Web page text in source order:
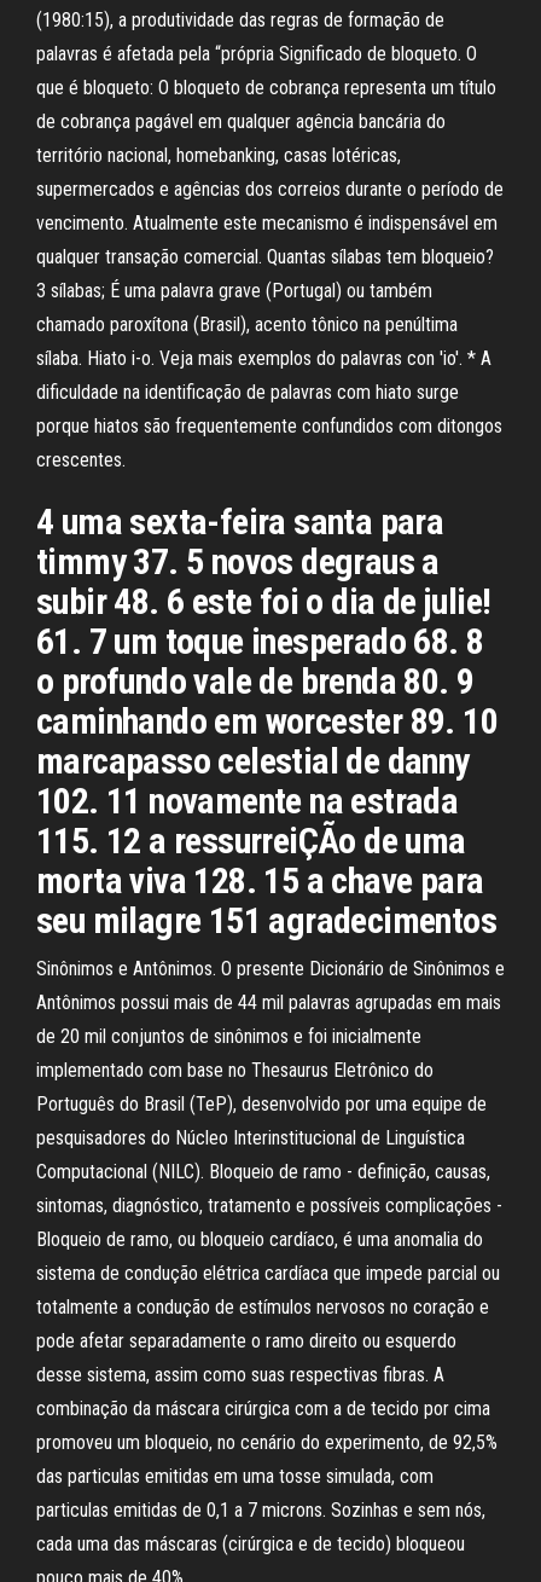
(1980:15), a produtividade das regras de formação de
palavras é afetada pela “própria Significado de bloqueto. O
que é bloqueto: O bloqueto de cobrança representa um título
de cobrança pagável em qualquer agência bancária do
território nacional, homebanking, casas lotéricas,
supermercados e agências dos correios durante o período de
vencimento. Atualmente este mecanismo é indispensável em
qualquer transação comercial. Quantas sílabas tem bloqueio?
3 sílabas; É uma palavra grave (Portugal) ou também
chamado paroxítona (Brasil), acento tônico na penúltima
sílaba. Hiato i-o. Veja mais exemplos do palavras con 'io'. * A
dificuldade na identificação de palavras com hiato surge
porque hiatos são frequentemente confundidos com ditongos
crescentes.
4 uma sexta-feira santa para
timmy 37. 5 novos degraus a
subir 48. 6 este foi o dia de julie!
61. 7 um toque inesperado 68. 8
o profundo vale de brenda 80. 9
caminhando em worcester 89. 10
marcapasso celestial de danny
102. 11 novamente na estrada
115. 12 a ressurreiÇÃo de uma
morta viva 128. 15 a chave para
seu milagre 151 agradecimentos
Sinônimos e Antônimos. O presente Dicionário de Sinônimos e
Antônimos possui mais de 44 mil palavras agrupadas em mais
de 20 mil conjuntos de sinônimos e foi inicialmente
implementado com base no Thesaurus Eletrônico do
Português do Brasil (TeP), desenvolvido por uma equipe de
pesquisadores do Núcleo Interinstitucional de Linguística
Computacional (NILC). Bloqueio de ramo - definição, causas,
sintomas, diagnóstico, tratamento e possíveis complicações -
Bloqueio de ramo, ou bloqueio cardíaco, é uma anomalia do
sistema de condução elétrica cardíaca que impede parcial ou
totalmente a condução de estímulos nervosos no coração e
pode afetar separadamente o ramo direito ou esquerdo
desse sistema, assim como suas respectivas fibras. A
combinação da máscara cirúrgica com a de tecido por cima
promoveu um bloqueio, no cenário do experimento, de 92,5%
das particulas emitidas em uma tosse simulada, com
particulas emitidas de 0,1 a 7 microns. Sozinhas e sem nós,
cada uma das máscaras (cirúrgica e de tecido) bloqueou